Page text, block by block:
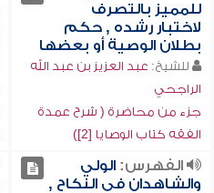
للمميز بالتصرف
لاختبار رشده , حكم
بطلان الوصية أو بعضها
للشيخ: عبد العزيز بن عبد الله
الراجحي
جزء من محاضرة ( شرح عمدة
الفقه كتاب الوصايا [2])
الفهرس:الولي
والشاهدان في النكاح ,